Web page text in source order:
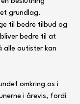
grundlag.
til bedre tilbud og
bedre til at
alle autister kan
omkring os i
i årevis, fordi